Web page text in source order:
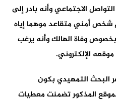
الاجتماعي وأنه بادر إلى
شخص أمني متقاعد موهما إياه
وفاة الهالك وأنه يرغب
الإلكتروني.
البحث التمهيدي بكون
المذكور تضمنت معطيات